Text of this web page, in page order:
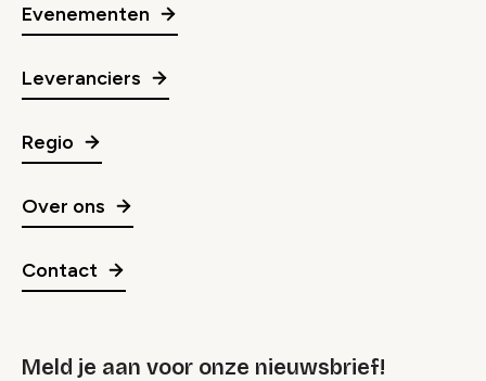
Evenementen
Leveranciers
Regio
Over ons
Contact
Meld je aan voor onze nieuwsbrief!